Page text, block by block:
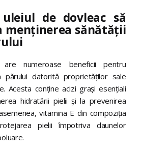
de dovleac să
menținerea sănătății
numeroase beneficii pentru
părului datorită proprietăților sale
Acesta conține acizi grași esențiali
hidratării pielii și la prevenirea
vitamina E din compoziția
pielii împotriva daunelor